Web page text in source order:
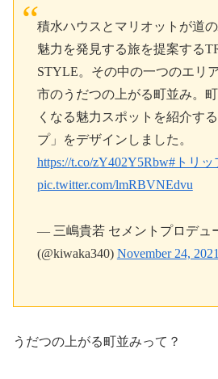
積水ハウスとマリオットが道
魅力を発見する旅を提案する
STYLE。その中の一つのエリ
市のうだつの上がる町並み。
くなる魅力スポットを紹介す
プ」をデザインしました。
https://t.co/zY402Y5Rbw#トリッ
pic.twitter.com/lmRBVNEdvu
— 三嶋貴若 セメントプロデュ
(@kiwaka340) November 24, 2021
うだつの上がる町並みって？